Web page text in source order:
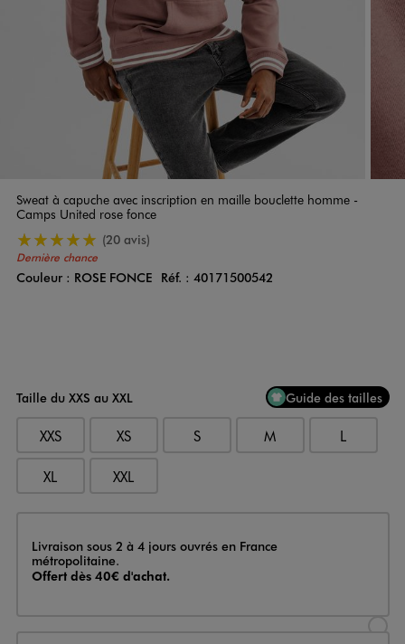
Sweat à capuche avec inscription en maille bouclette homme -
Camps United rose fonce
Dernière chance
5/5 de moyenne(20 avis)
Couleur
Couleur : ROSE FONCE Réf. : 40171500542
Taille du XXS au XXL Guide des tailles
XXS XS S M L
XL XXL
Livraison
Livraison sous 2 à 4 jours ouvrés en France
métropolitaine.
Offert dès 40€ d'achat.